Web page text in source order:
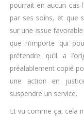
pourrait en aucun cas
par ses soins, et que
sur une issue
que n’importe qui
prétendre qu’il a
préalablement copié
une action en
suspendre un service.
Et vu comme ça, cela